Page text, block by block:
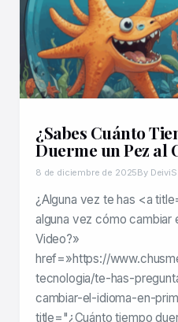
¿Sabes Cuánto
Duerme un Pez al
8 de diciembre de 2025By
¿Alguna vez te has <a
alguna vez cómo cambiar
Video?»
href=»https://
tecnologia/te-has-
cambiar-el-idioma-en-
title="¿Cuánto tiempo